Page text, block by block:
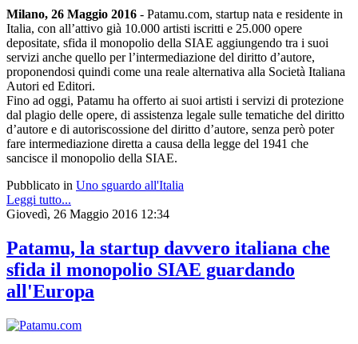
Milano, 26 Maggio 2016 - Patamu.com, startup nata e residente in
Italia, con all’attivo già 10.000 artisti iscritti e 25.000 opere
depositate, sfida il monopolio della SIAE aggiungendo tra i suoi
servizi anche quello per l’intermediazione del diritto d’autore,
proponendosi quindi come una reale alternativa alla Società Italiana
Autori ed Editori.
Fino ad oggi, Patamu ha offerto ai suoi artisti i servizi di protezione
dal plagio delle opere, di assistenza legale sulle tematiche del diritto
d’autore e di autoriscossione del diritto d’autore, senza però poter
fare intermediazione diretta a causa della legge del 1941 che
sancisce il monopolio della SIAE.
Pubblicato in Uno sguardo all'Italia
Leggi tutto...
Giovedì, 26 Maggio 2016 12:34
Patamu, la startup davvero italiana che
sfida il monopolio SIAE guardando
all'Europa